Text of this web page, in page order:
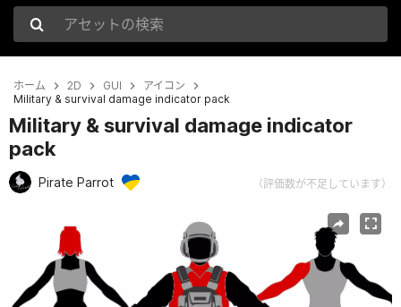
アセットの検索
ホーム 2D GUI
アイコン
Military & survival damage indicator pack
Military & survival damage indicator
pack
Pirate Parrot （評価数が不足しています）